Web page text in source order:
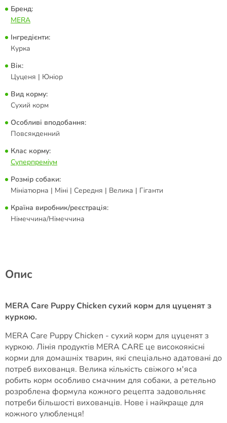
Бренд:
MERA
Інгредієнти:
Курка
Вік:
Цуценя | Юніор
Вид корму:
Сухий корм
Особливі вподобання:
Повсякденний
Клас корму:
Суперпреміум
Розмір собаки:
Мініатюрна | Міні | Середня | Велика | Гіганти
Країна виробник/реєстрація:
Німеччина/Німеччина
Опис
MERA Care Puppy Chicken сухий корм для цуценят з
куркою.
MERA Care Puppy Chicken - сухий корм для цуценят з
куркою. Лінія продуктів MERA CARE це високоякісні
корми для домашніх тварин, які спеціально адатовані до
потреб вихованця. Велика кількість свіжого м'яса
робить корм особливо смачним для собаки, а ретельно
розроблена формула кожного рецепта задовольняє
потреби більшості вихованців. Нове і найкраще для
кожного улюбленця!